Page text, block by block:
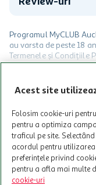
Programul MyCLUB
au varsta de peste 18
Termenele și
limita a 12 unitati /
Cardul poate fi utilizat
nu poate fi utilizat in
activitati in afara celor
nu raspunde pentru
care aceste este
intretineri sau reparatii
Acest site
Folosim cookie-uri
pentru a optimiza
traficul pe site.
acordul pentru
preferințele privind
pentru a afla mai multe
cookie-uri